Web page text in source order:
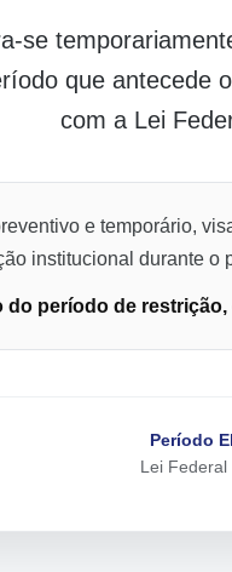
se
que antecede
com a Lei
e temporário,
institucional durante o
período de
Período
Lei Federal